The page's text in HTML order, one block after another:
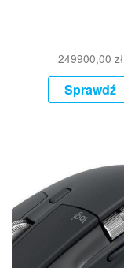
249900,00 zł
Sprawdź